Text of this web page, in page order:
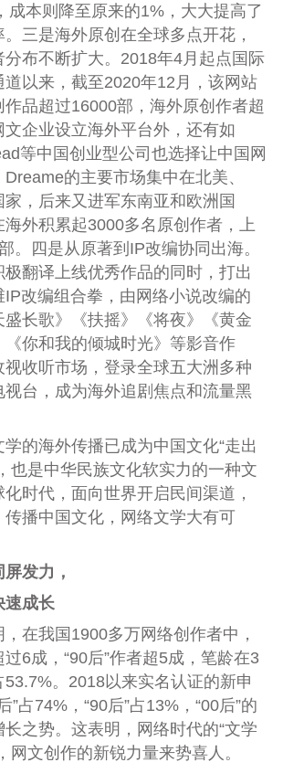
成本则降至原来的1%，大大提高了
三是海外原创在全球多点开花，
布不断扩大。2018年4月起点国际
以来，截至2020年12月，该网站
品超过16000部，海外原创作者超
企业设立海外平台外，还有如
等中国创业型公司也选择让中国网
的主要市场集中在北美、
，后来又进军东南亚和欧洲国
外积累起3000多名原创作者，上
。四是从原著到IP改编协同出海。
翻译上线优秀作品的同时，打出
改编组合拳，由网络小说改编的
盛长歌》《扶摇》《将夜》《黄金
你和我的倾城时光》等影音作
视收听市场，登录全球五大洲多种
视台，成为海外追剧焦点和流量黑
海外传播已成为中国文化“走出
也是中华民族文化软实力的一种文
时代，面向世界开启民间渠道，
播中国文化，网络文学大有可
发力，
成长
我国1900多万网络创作者中，
6成，“90后”作者超5成，笔龄在3
。2018以来实名认证的新申
”占74%，“90后”占13%，“00后”的
之势。这表明，网络时代的“文学
网文创作的新锐力量来势喜人。